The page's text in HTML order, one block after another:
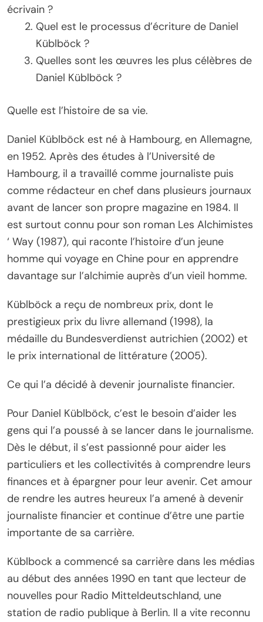
écrivain ?
Quel est le processus d’écriture de Daniel
Küblböck ?
Quelles sont les œuvres les plus célèbres de
Daniel Küblböck ?
Quelle est l’histoire de sa vie.
Daniel Küblböck est né à Hambourg, en Allemagne,
en 1952. Après des études à l’Université de
Hambourg, il a travaillé comme journaliste puis
comme rédacteur en chef dans plusieurs journaux
avant de lancer son propre magazine en 1984. Il
est surtout connu pour son roman Les Alchimistes
‘ Way (1987), qui raconte l’histoire d’un jeune
homme qui voyage en Chine pour en apprendre
davantage sur l’alchimie auprès d’un vieil homme.
Küblböck a reçu de nombreux prix, dont le
prestigieux prix du livre allemand (1998), la
médaille du Bundesverdienst autrichien (2002) et
le prix international de littérature (2005).
Ce qui l’a décidé à devenir journaliste financier.
Pour Daniel Küblböck, c’est le besoin d’aider les
gens qui l’a poussé à se lancer dans le journalisme.
Dès le début, il s’est passionné pour aider les
particuliers et les collectivités à comprendre leurs
finances et à épargner pour leur avenir. Cet amour
de rendre les autres heureux l’a amené à devenir
journaliste financier et continue d’être une partie
importante de sa carrière.
Küblbock a commencé sa carrière dans les médias
au début des années 1990 en tant que lecteur de
nouvelles pour Radio Mitteldeutschland, une
station de radio publique à Berlin. Il a vite reconnu